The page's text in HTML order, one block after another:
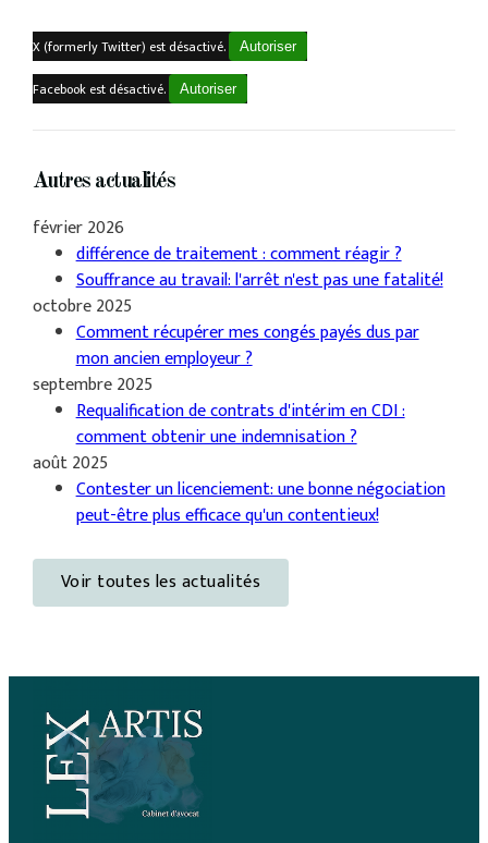
X (formerly Twitter) est désactivé. Autoriser
Facebook est désactivé. Autoriser
Autres actualités
février 2026
différence de traitement : comment réagir ?
Souffrance au travail: l'arrêt n'est pas une fatalité!
octobre 2025
Comment récupérer mes congés payés dus par
mon ancien employeur ?
septembre 2025
Requalification de contrats d'intérim en CDI :
comment obtenir une indemnisation ?
août 2025
Contester un licenciement: une bonne négociation
peut-être plus efficace qu'un contentieux!
Voir toutes les actualités